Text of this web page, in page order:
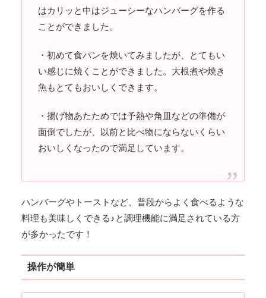
はカリッと中はジューシーなハンバーグを作る
ことができました。
・初めて食パンを焼いてみましたが、とてもい
い感じに焼くことができました。大根煮や焼き
魚もとてもおいしくできます。
・揚げ物あたためでは予熱や角皿などの準備が
面倒でしたが、以前と比べ物にならないくらい
おいしくなったので満足しています。
ハンバーグやトーストなど、普段からよく食べるような
料理も美味しくできる♪と調理機能に満足されている方
が多かったです！
操作が簡単